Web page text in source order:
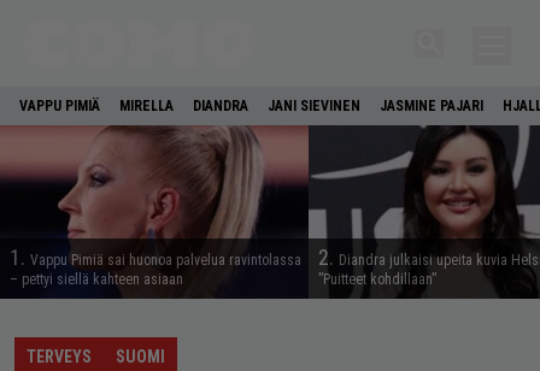
VAPPU PIMIÄ MIRELLA DIANDRA JANI SIEVINEN JASMINE PAJARI
1. Vappu Pimiä sai huonoa palvelua ravintolassa
– pettyi siellä kahteen asiaan
2. Diandra julkaisi upeita kuvia
”Puitteet kohdillaan”
TERVEYS SUOMI